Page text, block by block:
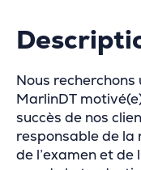
Nous recherchons
MarlinDT
succès de nos
responsable de la
de l’examen et de